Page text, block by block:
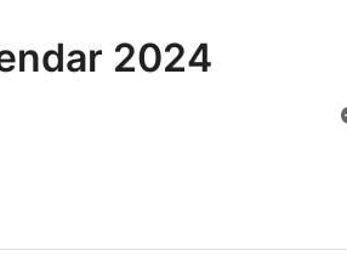
2024